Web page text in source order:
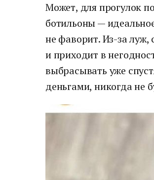
Может, для прогулок
ботильоны —
не фаворит. Из-за луж,
и приходит в
выбрасывать уже
деньгами, никогда не